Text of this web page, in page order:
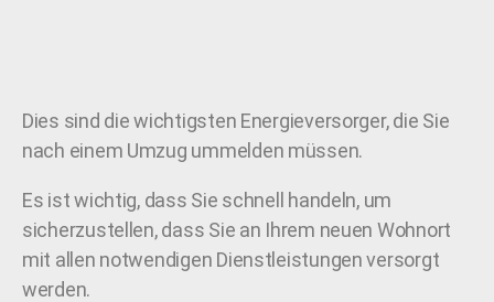
Dies sind die wichtigsten Energieversorger, die Sie
nach einem Umzug ummelden müssen.
Es ist wichtig, dass Sie schnell handeln, um
sicherzustellen, dass Sie an Ihrem neuen Wohnort
mit allen notwendigen Dienstleistungen versorgt
werden.